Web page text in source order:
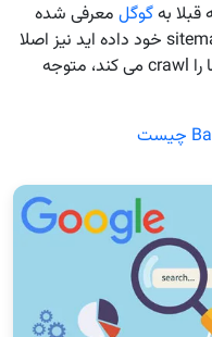
بهگوگل معرفی شده
است، ندارید. حتی اگر هم تغییری در sitemap خود داده اید نیز اصلا
نگران نباشید. گوگل زمانی که سایت شما را crawl می کند، متوجه